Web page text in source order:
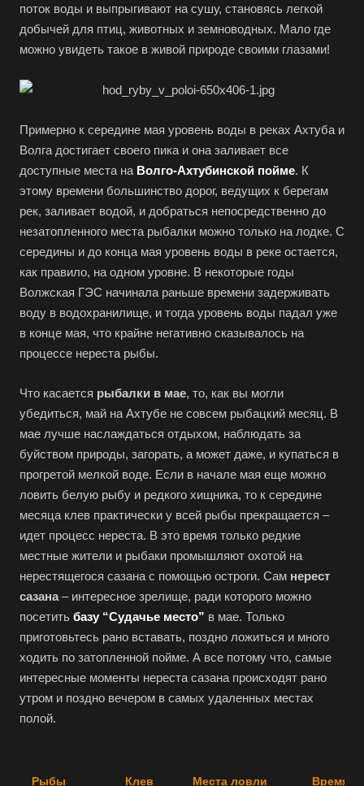
поток воды и выпрыгивают на сушу, становясь легкой
добычей для птиц, животных и земноводных. Мало где
можно увидеть такое в живой природе своими глазами!
Примерно к середине мая уровень воды в реках Ахтуба и
Волга достигает своего пика и она заливает все
доступные места на Волго-Ахтубинской пойме. К
этому времени большинство дорог, ведущих к берегам
рек, заливает водой, и добраться непосредственно до
незатопленного места рыбалки можно только на лодке. С
середины и до конца мая уровень воды в реке остается,
как правило, на одном уровне. В некоторые годы
Волжская ГЭС начинала раньше времени задерживать
воду в водохранилище, и тогда уровень воды падал уже
в конце мая, что крайне негативно сказывалось на
процессе нереста рыбы.
Что касается рыбалки в мае, то, как вы могли
убедиться, май на Ахтубе не совсем рыбацкий месяц. В
мае лучше наслаждаться отдыхом, наблюдать за
буйством природы, загорать, а может даже, и купаться в
прогретой мелкой воде. Если в начале мая еще можно
ловить белую рыбу и редкого хищника, то к середине
месяца клев практически у всей рыбы прекращается –
идет процесс нереста. В это время только редкие
местные жители и рыбаки промышляют охотой на
нерестящегося сазана с помощью остроги. Сам нерест
сазана– интересное зрелище, ради которого можно
посетить базу “Судачье место” в мае. Только
приготовьтесь рано вставать, поздно ложиться и много
ходить по затопленной пойме. А все потому что, самые
интересные моменты нереста сазана происходят рано
утром и поздно вечером в самых удаленных местах
полой.
Рыбы Клев Места ловли
Время